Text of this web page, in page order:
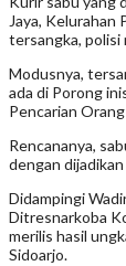
Jaya, Kelurahan
tersangka, polisi
Modusnya,
ada di Porong
Pencarian
Rencananya,
dengan
Didampingi
Ditresnarkoba
merilis hasil
Sidoarjo.